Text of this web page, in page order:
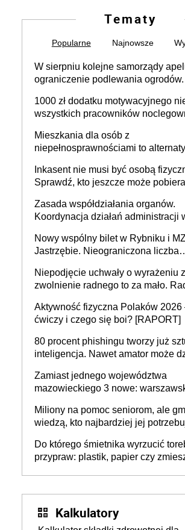
Tematy
Popularne Najnowsze
W sierpniu kolejne samorządy
ograniczenie podlewania
może objąć cały kraj
1000 zł dodatku motywacyjnego
wszystkich pracowników
Mieszkania dla osób z
niepełnosprawnościami to
samodzielnie lub z rodziną
Inkasent nie musi być osobą
Sprawdź, kto jeszcze może
Zasada współdziałania organów.
Koordynacja działań administracji
Nowy wspólny bilet w Rybniku i
Jastrzębie. Nieograniczona liczba
Niepodjęcie uchwały o wyrażeniu
zwolnienie radnego to za mało.
rozstrzygać sprawy
Aktywność fizyczna Polaków 2026
ćwiczy i czego się boi? [RAPORT]
80 procent phishingu tworzy już
inteligencja. Nawet amator może
Zamiast jednego województwa
mazowieckiego 3 nowe:
Europie nie ma tak dużych
stołecznych
Miliony na pomoc seniorom, ale
wiedzą, kto najbardziej jej
Do którego śmietnika wyrzucić
przypraw: plastik, papier czy
Kalkulatory